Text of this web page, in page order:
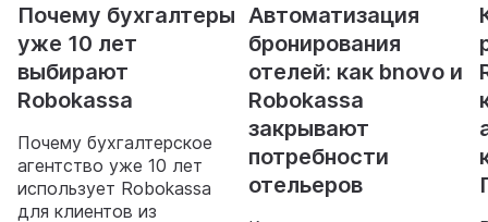
Почему бухгалтеры
уже 10 лет
выбирают
Robokassa
Почему бухгалтерское
агентство уже 10 лет
использует Robokassa
для клиентов из
Автоматизация
бронирования
отелей: как bnovo и
Robokassa
закрывают
потребности
отельеров